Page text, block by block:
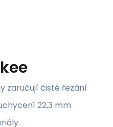
zaručují čisté řezání
22,3 mm